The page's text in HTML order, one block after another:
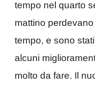
tempo nel quarto
mattino
tempo, e sono
alcuni
molto da fare. Il